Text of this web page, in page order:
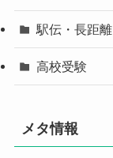
駅伝・長距離
高校受験
メタ情報